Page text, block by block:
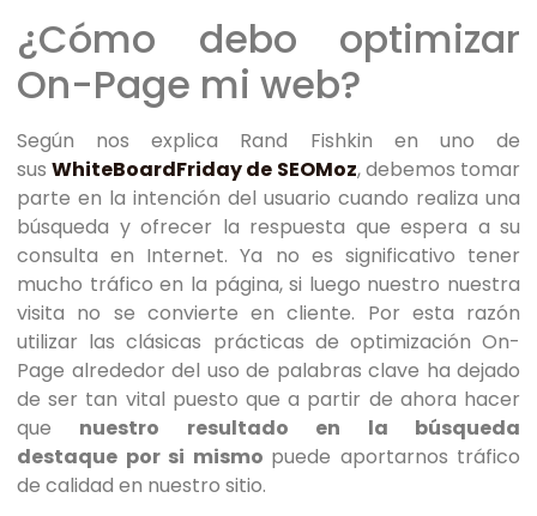
¿Cómo debo optimizar
On-Page mi web?
Según nos explica Rand Fishkin en uno de
susWhiteBoardFriday de SEOMoz, debemos tomar
parte en la intención del usuario cuando realiza una
búsqueda y ofrecer la respuesta que espera a su
consulta en Internet. Ya no es significativo tener
mucho tráfico en la página, si luego nuestro nuestra
visita no se convierte en cliente. Por esta razón
utilizar las clásicas prácticas de optimización On-
Page alrededor del uso de palabras clave ha dejado
de ser tan vital puesto que a partir de ahora hacer
que nuestro resultado en la búsqueda
destaque por si mismo puede aportarnos tráfico
de calidad en nuestro sitio.